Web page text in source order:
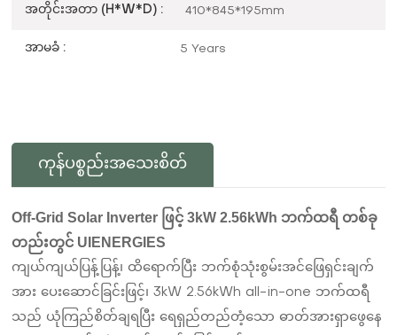
အတိုင်းအတာ (H*W*D) : 410*845*195mm
အာမခံ : 5 Years
ကုန်ပစ္စည်းအသေးစိတ်
Off-Grid Solar Inverter ဖြင့် 3kW 2.56kWh ဘက်ထရီ တစ်ခု
တည်းတွင် UIENERGIES
ကျယ်ကျယ်ပြန့်ပြန့်၊ ထိရောက်ပြီး ဘက်စုံသုံးစွမ်းအင်ဖြေရှင်းချက်
အား ပေးဆောင်ခြင်းဖြင့်၊ 3kW 2.56kWh all-in-one ဘက်ထရီ
သည် ယုံကြည်စိတ်ချရပြီး ရေရှည်တည်တံ့သော ဓာတ်အားရှာဖွေနေ